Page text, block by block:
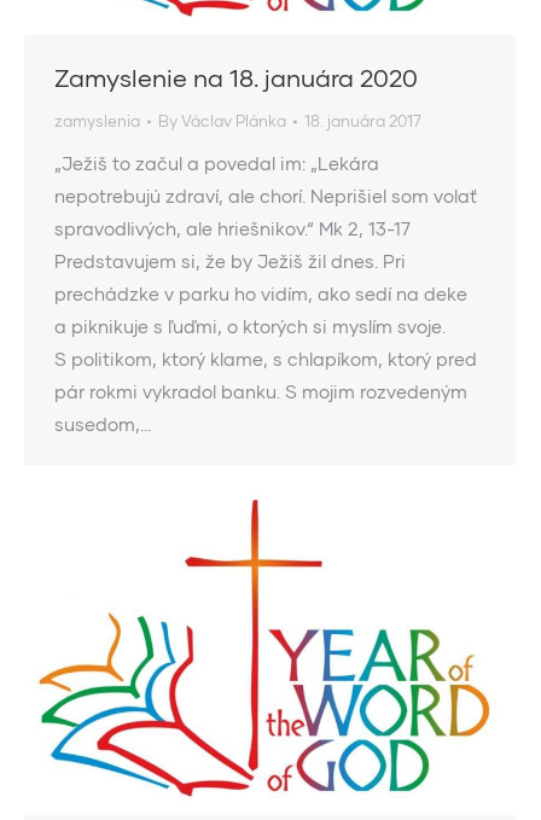
Zamyslenie na 18. januára 2020
zamyslenia ByVáclav Plánka 18. januára 2017
„Ježiš to začul a povedal im: „Lekára
nepotrebujú zdraví, ale chorí. Neprišiel som volať
spravodlivých, ale hriešnikov.“ Mk 2, 13-17
Predstavujem si, že by Ježiš žil dnes. Pri
prechádzke v parku ho vidím, ako sedí na deke
a piknikuje s ľuďmi, o ktorých si myslím svoje.
S politikom, ktorý klame, s chlapíkom, ktorý pred
pár rokmi vykradol banku. S mojim rozvedeným
susedom,…